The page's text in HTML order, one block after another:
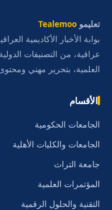
تعليمو Tealemoo
عراقية، من التصنيفات
العلمية، بتحرير مهني ومحتوى
الأقسام
الجامعات الحكومية
الجامعات والكليات الأهلية
جامعة التراث
المؤتمرات العلمية
التقنية والحلول الرقمية